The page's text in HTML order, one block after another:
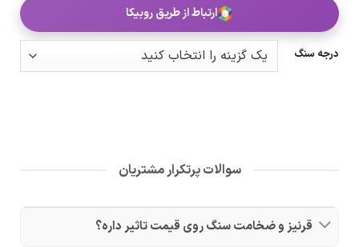
ارتباط از طریق روبیکا
درجه سنگ
سوالات پرتکرار مشتریان
قرنیز و ضخامت سنگ روی قیمت تاثیر داره؟